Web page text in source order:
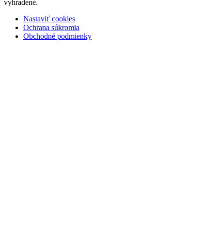
vyhradené.
Nastaviť cookies
Ochrana súkromia
Obchodné podmienky